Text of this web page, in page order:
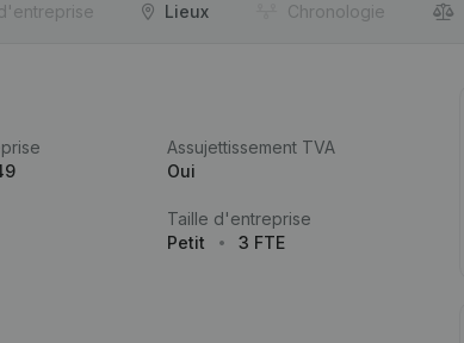
Lieux Chronologie
Assujettissement TVA
Oui
Taille d'entreprise
Petit
3 FTE